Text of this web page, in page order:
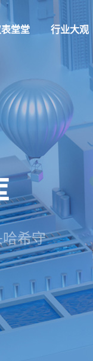
堂堂 行业大观
希守